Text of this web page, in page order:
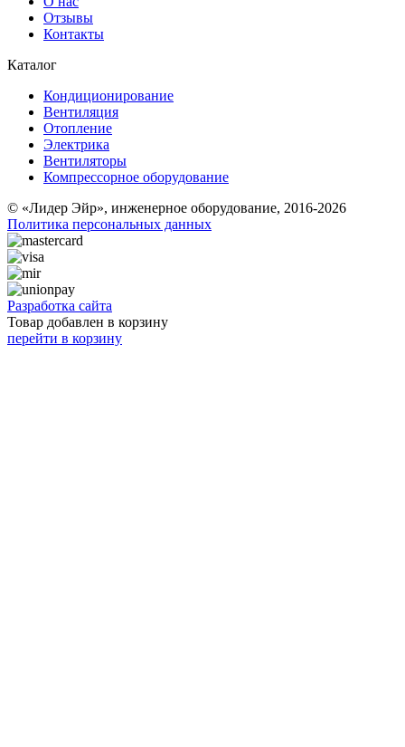
Отзывы
Контакты
Каталог
Кондиционирование
Вентиляция
Отопление
Электрика
Вентиляторы
Компрессорное оборудование
© «Лидер Эйр», инженерное оборудование, 2016-2026
Политика персональных данных
Разработка сайта
Товар добавлен в корзину
перейти в корзину